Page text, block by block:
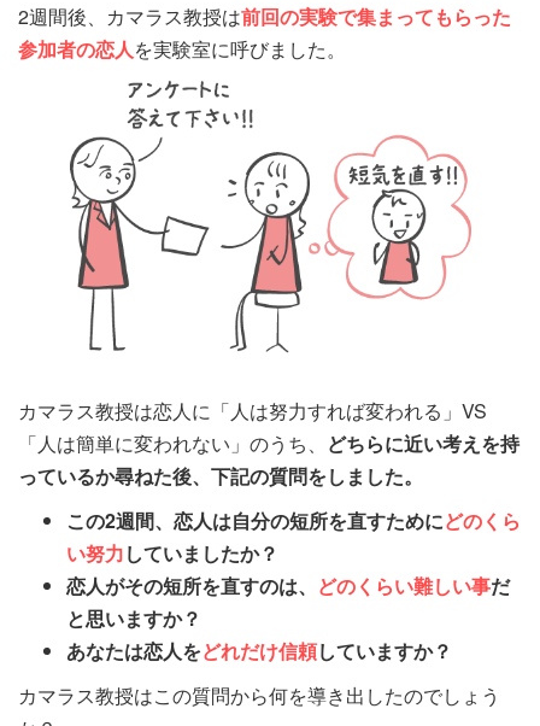
2週間後、カマラス教授は前回の実験で集まってもらった
参加者の恋人を実験室に呼びました。
カマラス教授は恋人に「人は努力すれば変われる」VS
「人は簡単に変われない」のうち、 どちらに近い考えを持
っているか尋ねた後、下記の質問をしました。
この2週間、恋人は自分の短所を直すためにどのくら
い努力していましたか？
恋人がその短所を直すのは、 どのくらい難しい事だ
と思いますか？
あなたは恋人をどれだけ信頼していますか？
カマラス教授はこの質問から何を導き出したのでしょう